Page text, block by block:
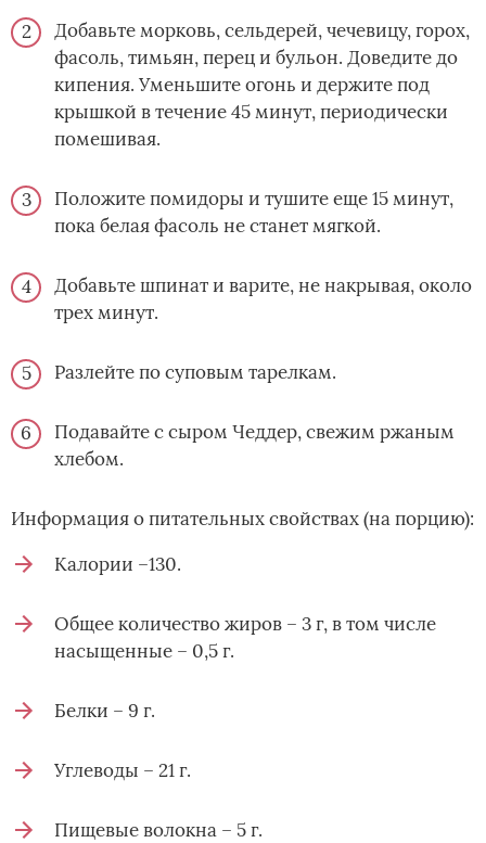
Добавьте морковь, сельдерей, чечевицу, горох,
фасоль, тимьян, перец и бульон. Доведите до
кипения. Уменьшите огонь и держите под
крышкой в течение 45 минут, периодически
помешивая.
Положите помидоры и тушите еще 15 минут,
пока белая фасоль не станет мягкой.
Добавьте шпинат и варите, не накрывая, около
трех минут.
Разлейте по суповым тарелкам.
Подавайте с сыром Чеддер, свежим ржаным
хлебом.
Информация о питательных свойствах (на порцию):
Калории –130.
Общее количество жиров – 3 г, в том числе
насыщенные – 0,5 г.
Белки – 9 г.
Углеводы – 21 г.
Пищевые волокна – 5 г.